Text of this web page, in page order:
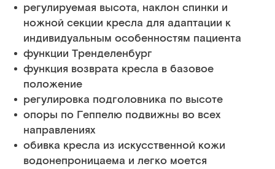
регулируемая высота, наклон спинки и
ножной секции кресла для адаптации к
индивидуальным особенностям пациента
функции Тренделенбург
функция возврата кресла в базовое
положение
регулировка подголовника по высоте
опоры по Геппелю подвижны во всех
направлениях
обивка кресла из искусственной кожи
водонепроницаема и легко моется